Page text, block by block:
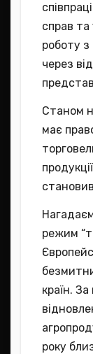
справ та
роботу
через
Станом
має
режим
країн.
року